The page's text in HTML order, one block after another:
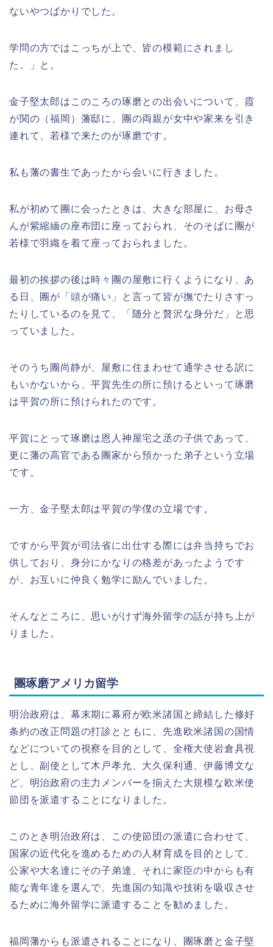
ないやつばかりでした。
学問の方ではこっちが上で、皆の模範にされまし
た。」と。
金子堅太郎はこのころの琢磨との出会いについて、霞
が関の（福岡）藩邸に、團の両親が女中や家来を引き
連れて、若様で来たのが琢磨です。
私も藩の書生であったから会いに行きました。
私が初めて團に会ったときは、大きな部屋に、お母さ
んが紫縮緬の座布団に座っておられ、そのそばに團が
若様で羽織を着て座っておられました。
最初の挨拶の後は時々團の屋敷に行くようになり、あ
る日、團が「頭が痛い」と言って皆が撫でたりさすっ
たりしているのを見て、「随分と贅沢な身分だ」と思
っていました。
そのうち團尚静が、屋敷に住まわせて通学させる訳に
もいかないから、平賀先生の所に預けるといって琢磨
は平賀の所に預けられたのです。
平賀にとって琢磨は恩人神屋宅之丞の子供であって、
更に藩の高官である團家から預かった弟子という立場
です。
一方、金子堅太郎は平賀の学僕の立場です。
ですから平賀が司法省に出仕する際には弁当持ちでお
供しており、身分にかなりの格差があったようです
が、お互いに仲良く勉学に励んでいました。
そんなところに、思いがけず海外留学の話が持ち上が
りました。
團琢磨アメリカ留学
明治政府は、幕末期に幕府が欧米諸国と締結した修好
条約の改正問題の打診とともに、先進欧米諸国の国情
などについての視察を目的として、全権大使岩倉具視
とし、副使として木戸孝允、大久保利通、伊藤博文な
ど、明治政府の主力メンバーを揃えた大規模な欧米使
節団を派遣することになりました。
このとき明治政府は、この使節団の派遣に合わせて、
国家の近代化を進めるための人材育成を目的として、
公家や大名達にその子弟達、それに家臣の中からも有
能な青年達を選んで、先進国の知識や技術を吸収させ
るために海外留学に派遣することを勧めました。
福岡藩からも派遣されることになり、團琢磨と金子堅